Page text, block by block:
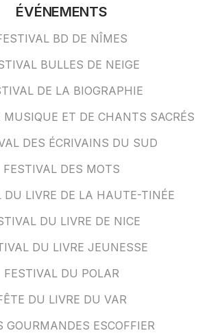
ÉVÉNEMENTS
BD DE NÎMES
BULLES DE NEIGE
DE LA BIOGRAPHIE
MUSIQUE ET DE CHANTS SACRÉS
DES ÉCRIVAINS DU SUD
FESTIVAL DES MOTS
DU LIVRE DE LA HAUTE-TINÉE
DU LIVRE DE NICE
DU LIVRE JEUNESSE
FESTIVAL DU POLAR
DU LIVRE DU VAR
GOURMANDES ESCOFFIER